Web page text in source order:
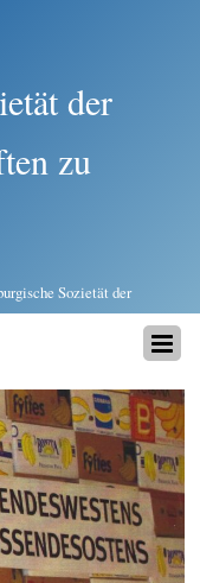
der
zu
Sozietät der